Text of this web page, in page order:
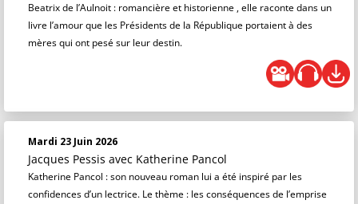
Beatrix de l’Aulnoit : romancière et historienne , elle raconte dans un
livre l’amour que les Présidents de la République portaient à des
mères qui ont pesé sur leur destin.
Mardi 23 Juin 2026
Jacques Pessis avec Katherine Pancol
Katherine Pancol : son nouveau roman lui a été inspiré par les
confidences d’un lectrice. Le thème : les conséquences de l’emprise